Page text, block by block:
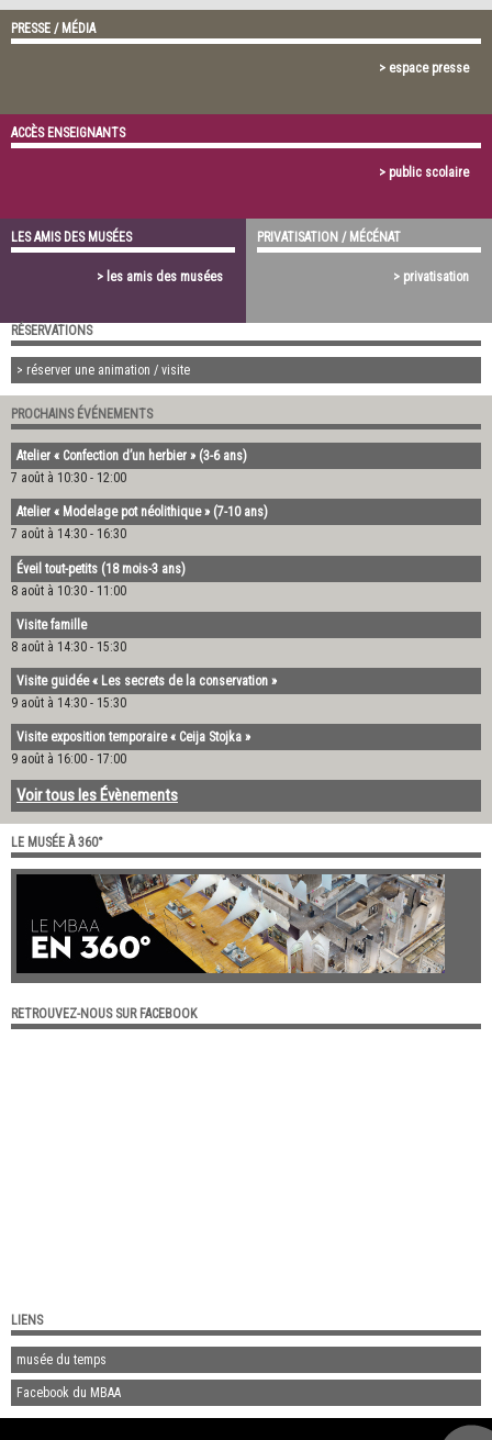
PRESSE / MÉDIA
> espace presse
ACCÈS ENSEIGNANTS
> public scolaire
LES AMIS DES MUSÉES
> les amis des musées
PRIVATISATION / MÉCÉNAT
> privatisation
RÉSERVATIONS
> réserver une animation / visite
PROCHAINS ÉVÉNEMENTS
Atelier « Confection d’un herbier » (3-6 ans)
7 août à 10:30 - 12:00
Atelier « Modelage pot néolithique » (7-10 ans)
7 août à 14:30 - 16:30
Éveil tout-petits (18 mois-3 ans)
8 août à 10:30 - 11:00
Visite famille
8 août à 14:30 - 15:30
Visite guidée « Les secrets de la conservation »
9 août à 14:30 - 15:30
Visite exposition temporaire « Ceija Stojka »
9 août à 16:00 - 17:00
Voir tous les Évènements
LE MUSÉE À 360°
RETROUVEZ-NOUS SUR FACEBOOK
LIENS
musée du temps
Facebook du MBAA